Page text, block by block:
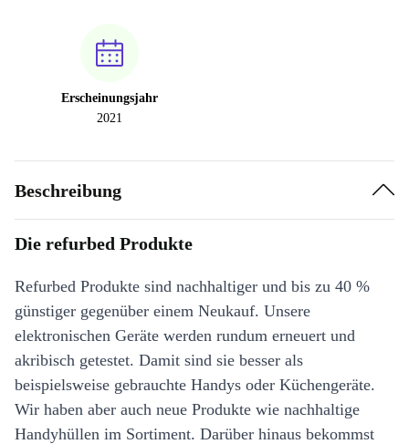
Erscheinungsjahr
2021
Beschreibung
Die refurbed Produkte
Refurbed Produkte sind nachhaltiger und bis zu 40 %
günstiger gegenüber einem Neukauf. Unsere
elektronischen Geräte werden rundum erneuert und
akribisch getestet. Damit sind sie besser als
beispielsweise gebrauchte Handys oder Küchengeräte.
Wir haben aber auch neue Produkte wie nachhaltige
Handyhüllen im Sortiment. Darüber hinaus bekommst